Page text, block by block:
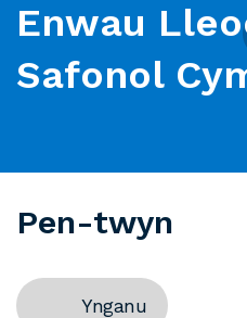
Enwau
Safonol
Pen-twyn
Ynganu